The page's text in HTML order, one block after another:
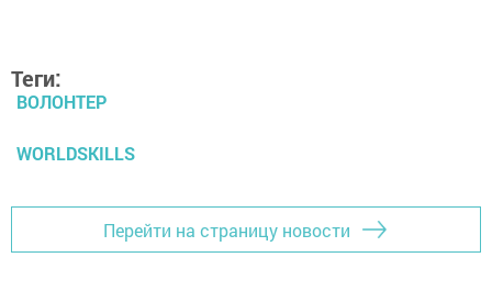
Теги:
ВОЛОНТЕР
WORLDSKILLS
Перейти на страницу новости